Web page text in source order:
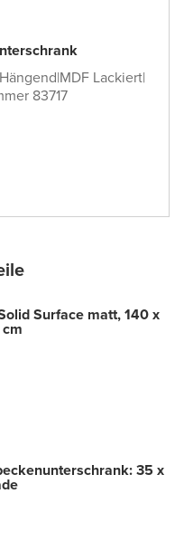
Hängend|MDF Lackiert|
83717
Surface matt, 140 x
35 x